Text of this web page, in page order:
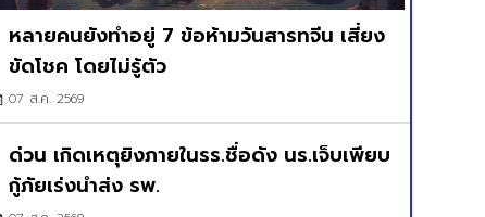
หลายคนยังทำอยู่ 7 ข้อห้ามวันสารทจีน เสี่ยง
ขัดโชค โดยไม่รู้ตัว
07 ส.ค. 2569
ด่วน เกิดเหตุยิงภายในรร.ชื่อดัง นร.เจ็บเพียบ
กู้ภัยเร่งนำส่ง รพ.